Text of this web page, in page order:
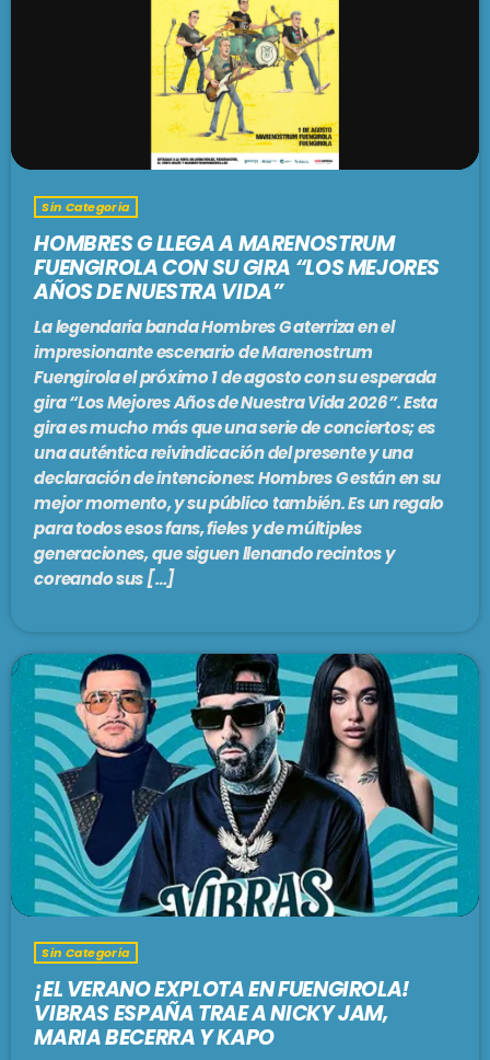
MÁLAGA COOL NIGHTS
11:00 pm - 12:00 am
ARGENTINA LATINA
12:00 am - 1:00 am
AIDONSPIKINGLISH!
1:00 am - 3:00 am
Sin Categoria
HOMBRES G LLEGA A MARENOSTRUM
FUENGIROLA CON SU GIRA “LOS MEJORES
AÑOS DE NUESTRA VIDA”
La legendaria banda Hombres G aterriza en el
impresionante escenario de Marenostrum
Fuengirola el próximo 1 de agosto con su esperada
gira “Los Mejores Años de Nuestra Vida 2026”. Esta
gira es mucho más que una serie de conciertos; es
una auténtica reivindicación del presente y una
declaración de intenciones: Hombres G están en su
mejor momento, y su público también. Es un regalo
para todos esos fans, fieles y de múltiples
generaciones, que siguen llenando recintos y
coreando sus […]
Sin Categoria
¡EL VERANO EXPLOTA EN FUENGIROLA!
VIBRAS ESPAÑA TRAE A NICKY JAM,
MARIA BECERRA Y KAPO